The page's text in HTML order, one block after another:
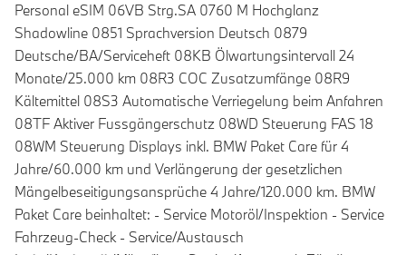
Personal eSIM 06VB Strg.SA 0760 M Hochglanz
Shadowline 0851 Sprachversion Deutsch 0879
Deutsche/BA/Serviceheft 08KB Ölwartungsintervall 24
Monate/25.000 km 08R3 COC Zusatzumfänge 08R9
Kältemittel 08S3 Automatische Verriegelung beim Anfahren
08TF Aktiver Fussgängerschutz 08WD Steuerung FAS 18
08WM Steuerung Displays inkl. BMW Paket Care für 4
Jahre/60.000 km und Verlängerung der gesetzlichen
Mängelbeseitigungsansprüche 4 Jahre/120.000 km. BMW
Paket Care beinhaltet: - Service Motoröl/Inspektion - Service
Fahrzeug-Check - Service/Austausch